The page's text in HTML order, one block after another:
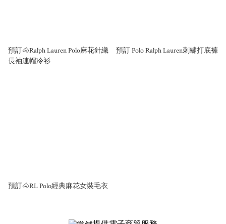
預訂🐴Ralph Lauren Polo麻花針織
長袖連帽冷衫
預訂 Polo Ralph Lauren刺繡打底褲
預訂🐴RL Polo經典麻花女裝毛衣